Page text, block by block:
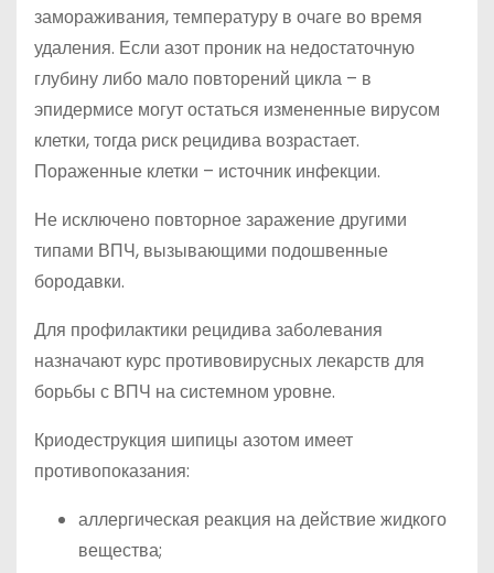
замораживания, температуру в очаге во время
удаления. Если азот проник на недостаточную
глубину либо мало повторений цикла – в
эпидермисе могут остаться измененные вирусом
клетки, тогда риск рецидива возрастает.
Пораженные клетки – источник инфекции.
Не исключено повторное заражение другими
типами ВПЧ, вызывающими подошвенные
бородавки.
Для профилактики рецидива заболевания
назначают курс противовирусных лекарств для
борьбы с ВПЧ на системном уровне.
Криодеструкция шипицы азотом имеет
противопоказания:
аллергическая реакция на действие жидкого
вещества;